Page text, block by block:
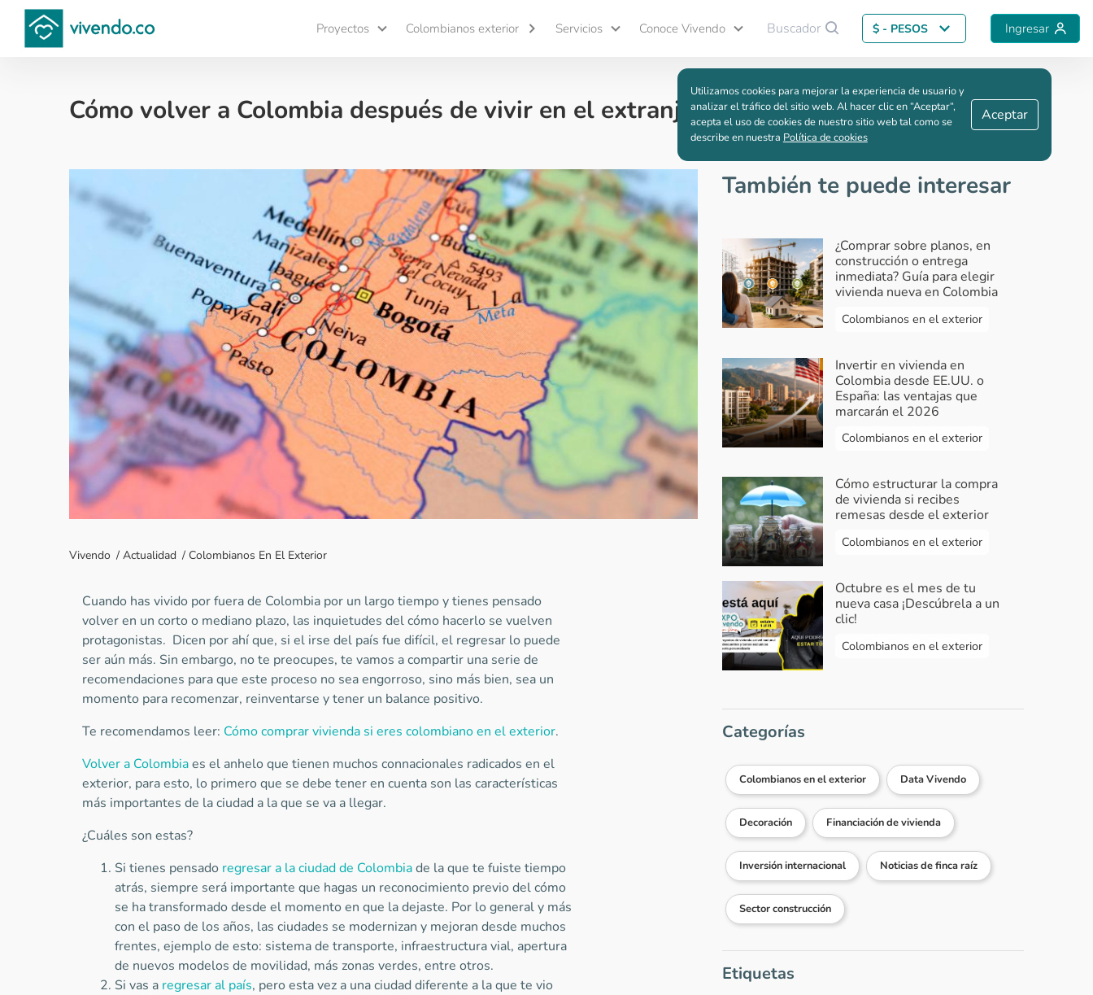
Proyectos Colombianos exterior Servicios Conoce Vivendo Buscador $ - PESOS Ingresar
Cómo volver a Colombia después de vivir en el extranjero
Vivendo / Actualidad / Colombianos En El Exterior
Cuando has vivido por fuera de Colombia por un largo tiempo y tienes pensado
volver en un corto o mediano plazo, las inquietudes del cómo hacerlo se vuelven
protagonistas. Dicen por ahí que, si el irse del país fue difícil, el regresar lo puede
ser aún más. Sin embargo, no te preocupes, te vamos a compartir una serie de
recomendaciones para que este proceso no sea engorroso, sino más bien, sea un
momento para recomenzar, reinventarse y tener un balance positivo.
Te recomendamos leer: Cómo comprar vivienda si eres colombiano en el exterior.
Volver a Colombiaes el anhelo que tienen muchos connacionales radicados en el
exterior, para esto, lo primero que se debe tener en cuenta son las características
más importantes de la ciudad a la que se va a llegar.
¿Cuáles son estas?
Si tienes pensado regresar a la ciudad de Colombiade la que te fuiste tiempo
atrás, siempre será importante que hagas un reconocimiento previo del cómo
se ha transformado desde el momento en que la dejaste. Por lo general y más
con el paso de los años, las ciudades se modernizan y mejoran desde muchos
frentes, ejemplo de esto: sistema de transporte, infraestructura vial, apertura
de nuevos modelos de movilidad, más zonas verdes, entre otros.
Si vas a regresar al país, pero esta vez a una ciudad diferente a la que te vio
También te puede interesar
¿Comprar sobre planos, en
construcción o entrega
inmediata? Guía para elegir
vivienda nueva en Colombia
Colombianos en el exterior
Invertir en vivienda en
Colombia desde EE.UU. o
España: las ventajas que
marcarán el 2026
Colombianos en el exterior
Cómo estructurar la compra
de vivienda si recibes
remesas desde el exterior
Colombianos en el exterior
Octubre es el mes de tu
nueva casa ¡Descúbrela a un
clic!
Colombianos en el exterior
Categorías
Colombianos en el exterior Data Vivendo
Decoración Financiación de vivienda
Inversión internacional Noticias de finca raíz
Sector construcción
Etiquetas
Utilizamos cookies para mejorar la experiencia de usuario y
analizar el tráfico del sitio web. Al hacer clic en “Aceptar“,
acepta el uso de cookies de nuestro sitio web tal como se
describe en nuestra Política de cookies
Aceptar
Compara proyectos Guardar comparación